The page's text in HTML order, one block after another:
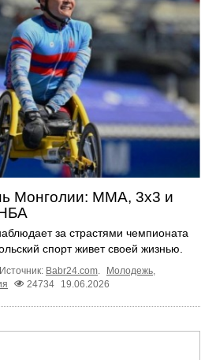
Монголии: ММА, 3х3 и
за страстями чемпионата
спорт живет своей жизнью.
Источник: Babr24.com. Молодежь,
24734 19.06.2026